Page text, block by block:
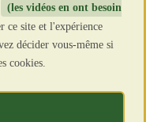
catalogu...
(les vidéos en ont besoin
ce site et l'expérience
décider vous-même si
cookies.